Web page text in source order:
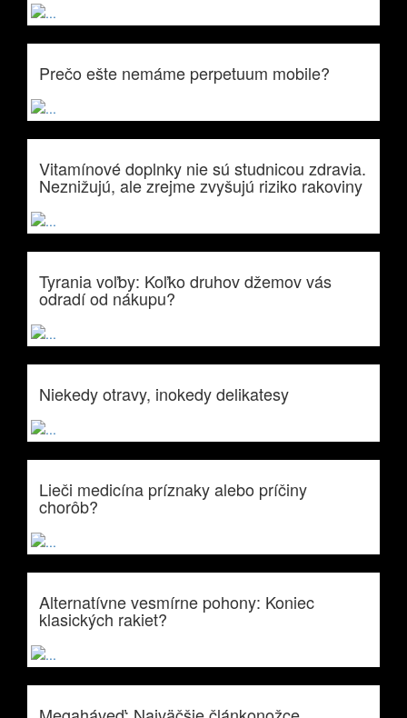
Prečo ešte nemáme perpetuum mobile?
Vitamínové doplnky nie sú studnicou zdravia.
Neznižujú, ale zrejme zvyšujú riziko rakoviny
Tyrania voľby: Koľko druhov džemov vás
odradí od nákupu?
Niekedy otravy, inokedy delikatesy
Lieči medicína príznaky alebo príčiny
chorôb?
Alternatívne vesmírne pohony: Koniec
klasických rakiet?